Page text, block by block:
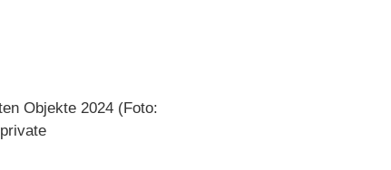
Objekte 2024 (Foto: